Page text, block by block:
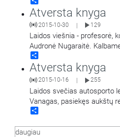
Atversta knyga
2015-10-30 | 129
Laidos viešnia - profesorė,
Audronė Nugaraitė.
tikėjimui komunikacija.
Toliatas.
Atversta knyga
2015-10-16 255
Laidos svečias autosporto
Vanagas, pasiekęs aukštų
lenktynių, ralio maratonų ir
daugiau